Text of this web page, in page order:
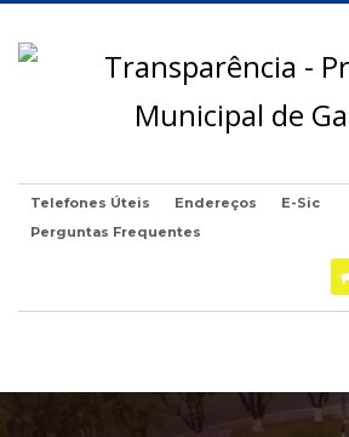
Telefones Úteis Endereços
E-Sic
Perguntas Frequentes